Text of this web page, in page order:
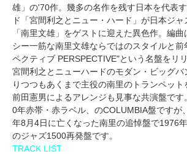
雄」の'70作。幾多の名作を残す日本を代表
ド「宮間利之とニュー・ハード」が日本ジャ
「南里文雄」をゲストに迎えた異色作。編
シー一筋な南里文雄ならではのスタイルと前
ペクティブ PERSPECTIVE"という名盤をリ
宮間利之とニューハードのモダン・ビッグバ
りつつもあくまで主役の南里のトランペット
前田憲男によるアレンジも見事な共演盤です
0年赤帯・赤ラベル、のCOLUMBIA盤ですが
年8月4日に亡くなった南里の追悼盤で1976
のジャズ1500再発盤です。
TRACK LIST